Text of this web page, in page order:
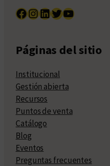
Facebook InstagramLinkedIn Twitter YouTube
Páginas del sitio
Institucional
Gestión abierta
Recursos
Puntos de venta
Catálogo
Blog
Eventos
Preguntas frecuentes